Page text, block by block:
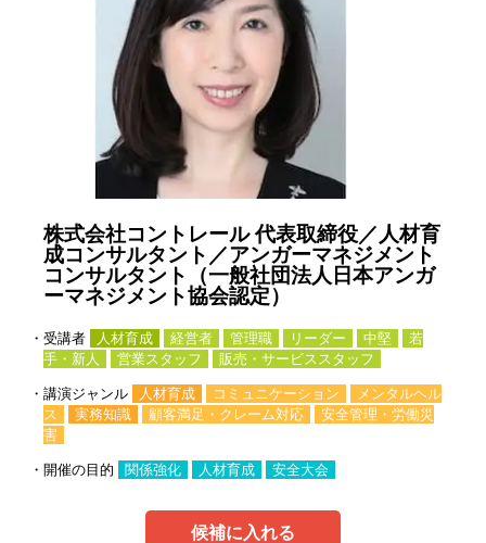
株式会社コントレール 代表取締役／人材育
成コンサルタント／アンガーマネジメント
コンサルタント（一般社団法人日本アンガ
ーマネジメント協会認定）
・受講者 人材育成 経営者 管理職 リーダー 中堅
若
手・新人
営業スタッフ 販売・サービススタッフ
・講演ジャンル 人材育成 コミュニケーション
メンタルヘル
ス
実務知識 顧客満足・クレーム対応
安全管理・労働災
害
・開催の目的 関係強化 人材育成 安全大会
候補に入れる